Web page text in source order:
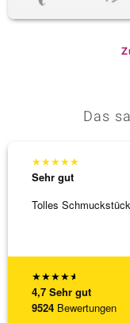
Das
★★★★★
4,7 Sehr gut
9524 Bewertungen
★★★★★
Sehr gut
Tolles Schmuckstück